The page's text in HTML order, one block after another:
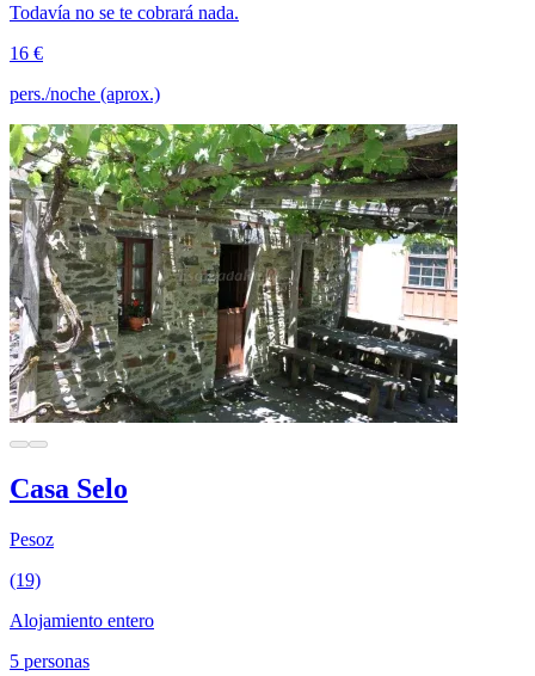
Todavía no se te cobrará nada.
16 €
pers./noche (aprox.)
Casa Selo
Pesoz
(19)
Alojamiento entero
5 personas